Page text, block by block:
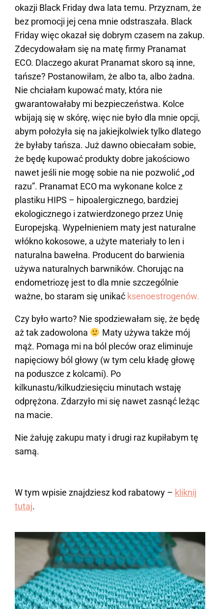
okazji Black Friday dwa lata temu. Przyznam, że
bez promocji jej cena mnie odstraszała. Black
Friday więc okazał się dobrym czasem na zakup.
Zdecydowałam się na matę firmy Pranamat
ECO. Dlaczego akurat Pranamat skoro są inne,
tańsze? Postanowiłam, że albo ta, albo żadna.
Nie chciałam kupować maty, która nie
gwarantowałaby mi bezpieczeństwa. Kolce
wbijają się w skórę, więc nie było dla mnie opcji,
abym położyła się na jakiejkolwiek tylko dlatego
że byłaby tańsza. Już dawno obiecałam sobie,
że będę kupować produkty dobre jakościowo
nawet jeśli nie mogę sobie na nie pozwolić „od
razu”. Pranamat ECO ma wykonane kolce z
plastiku HIPS – hipoalergicznego, bardziej
ekologicznego i zatwierdzonego przez Unię
Europejską. Wypełnieniem maty jest naturalne
włókno kokosowe, a użyte materiały to len i
naturalna bawełna. Producent do barwienia
używa naturalnych barwników. Chorując na
endometriozę jest to dla mnie szczególnie
ważne, bo staram się unikać ksenoestrogenów.
Czy było warto? Nie spodziewałam się, że będę
aż tak zadowolona
Maty używa także mój
mąż. Pomaga mi na ból pleców oraz eliminuje
napięciowy ból głowy (w tym celu kładę głowę
na poduszce z kolcami). Po
kilkunastu/kilkudziesięciu minutach wstaję
odprężona. Zdarzyło mi się nawet zasnąć leżąc
na macie.
Nie żałuję zakupu maty i drugi raz kupiłabym tę
samą.
W tym wpisie znajdziesz kod rabatowy – kliknij
tutaj.